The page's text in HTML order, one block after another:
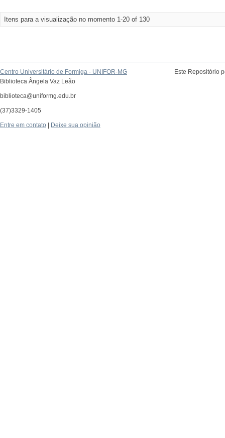
Itens para a visualização no momento 1-20 of 130
Centro Universitário de Formiga - UNIFOR-MG
Biblioteca Ângela Vaz Leão
biblioteca@uniformg.edu.br
(37)3329-1405
Este Repositório
Entre em contato Deixe sua opinião